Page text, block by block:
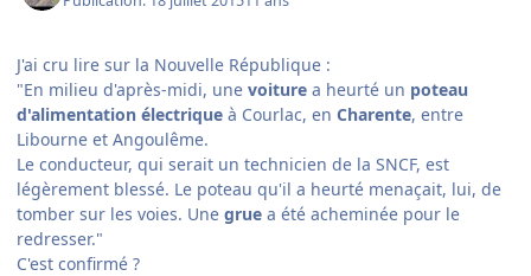
J'ai cru lire sur la Nouvelle République :
"En milieu d'après-midi, une voiture a heurté un poteau
d'alimentation électrique à Courlac, en Charente, entre
Libourne et Angoulême.
Le conducteur, qui serait un technicien de la SNCF, est
légèrement blessé. Le poteau qu'il a heurté menaçait, lui, de
tomber sur les voies. Une grue a été acheminée pour le
redresser."
C'est confirmé ?